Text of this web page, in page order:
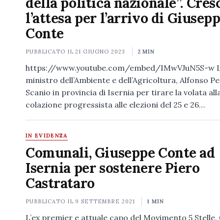
l’attesa per l’arrivo di
Conte
PUBBLICATO IL21 GIUGNO 2023 2 MIN
https://www.youtube.com/embed/IMwVJuN5S-w
ministro dell’Ambiente e dell’Agricoltura, Alfonso
Scanio in provincia di Isernia per tirare la volata
colazione progressista alle elezioni del 25 e 26…
IN EVIDENZA
Comunali, Giuseppe Conte ad
Isernia per sostenere Piero
Castrataro
PUBBLICATO IL 9 SETTEMBRE 2021 1 MIN
L’ex premier e attuale capo del Movimento 5 Stelle,